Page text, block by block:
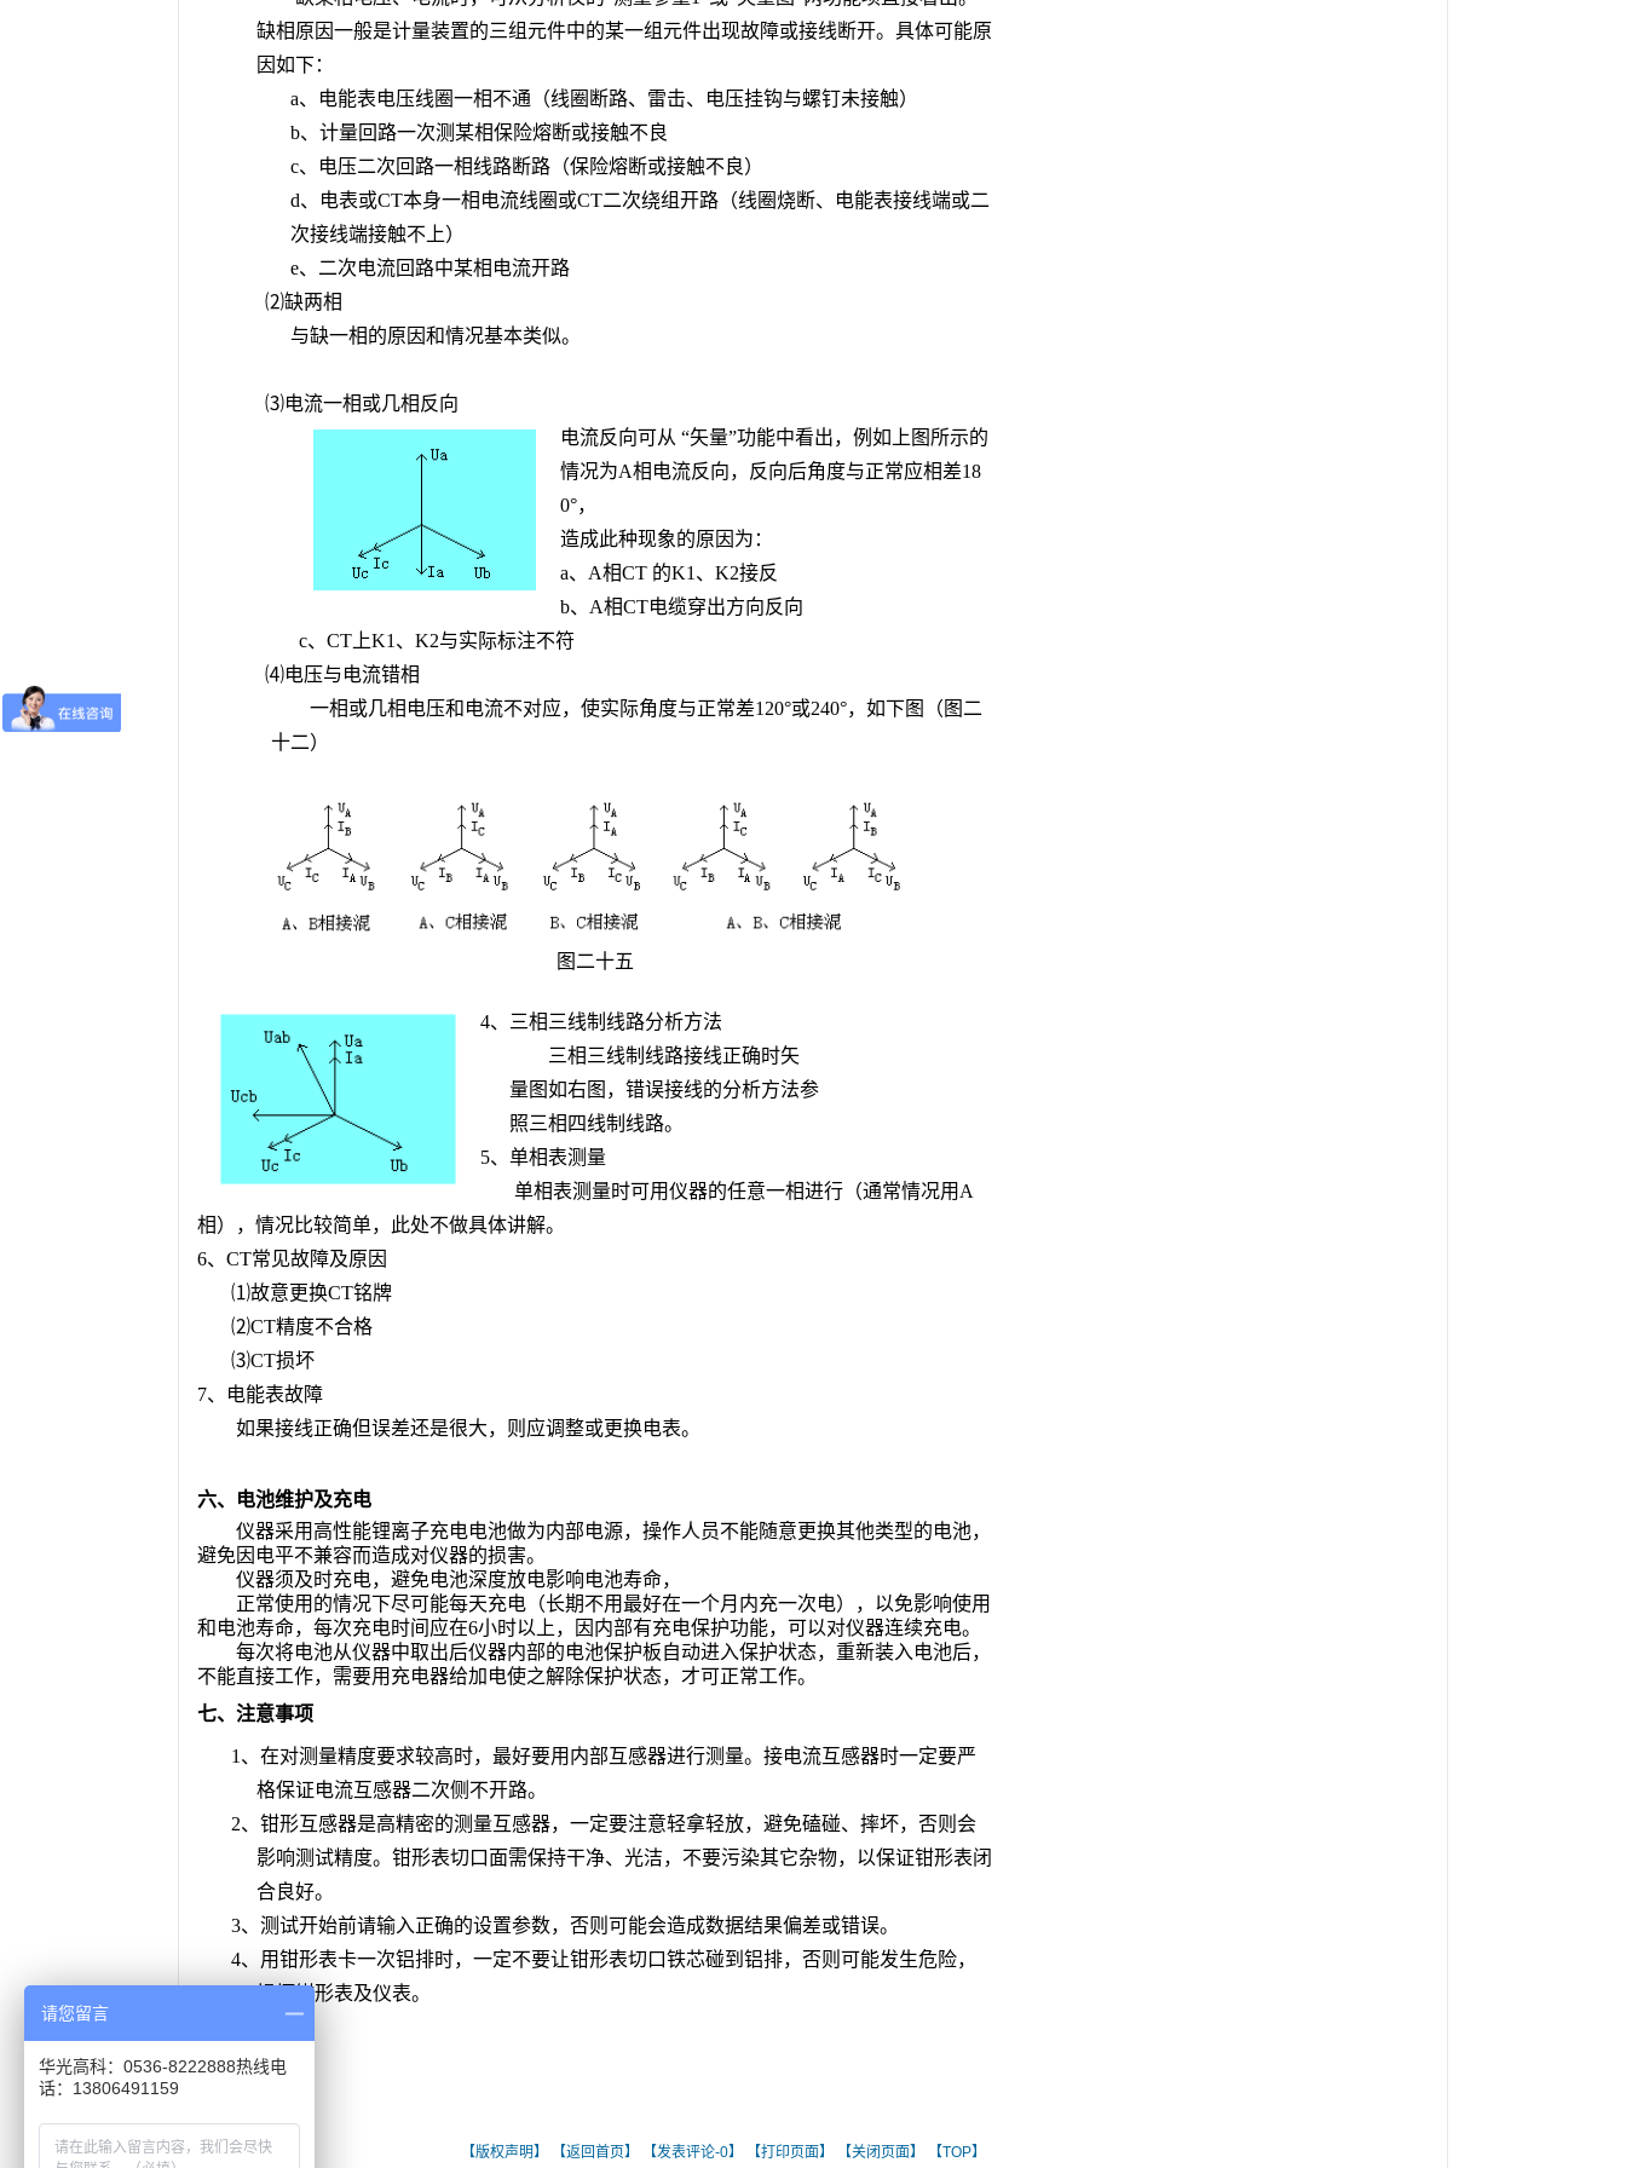
缺相原因一般是计量装置的三组元件中的某一组元件出现故障或接线断开。具体可能原
因如下：
a、电能表电压线圈一相不通（线圈断路、雷击、电压挂钩与螺钉未接触）
b、计量回路一次测某相保险熔断或接触不良
c、电压二次回路一相线路断路（保险熔断或接触不良）
d、电表或CT本身一相电流线圈或CT二次绕组开路（线圈烧断、电能表接线端或二
次接线端接触不上）
e、二次电流回路中某相电流开路
⑵缺两相
与缺一相的原因和情况基本类似。
⑶电流一相或几相反向
电流反向可从 “矢量”功能中看出，例如上图所示的
情况为A相电流反向，反向后角度与正常应相差18
0°，
造成此种现象的原因为：
a、A相CT 的K1、K2接反
b、A相CT电缆穿出方向反向
c、CT上K1、K2与实际标注不符
⑷电压与电流错相
一相或几相电压和电流不对应，使实际角度与正常差120°或240°，如下图（图二
十二）
图二十五
4、三相三线制线路分析方法
三相三线制线路接线正确时矢
量图如右图，错误接线的分析方法参
照三相四线制线路。
5、单相表测量
单相表测量时可用仪器的任意一相进行（通常情况用 A
相），情况比较简单，此处不做具体讲解。
6、CT常见故障及原因
⑴故意更换CT铭牌
⑵CT精度不合格
⑶CT损坏
7、电能表故障
如果接线正确但误差还是很大，则应调整或更换电表。
六、电池维护及充电
仪器采用高性能锂离子充电电池做为内部电源，操作人员不能随意更换其他类型的电池，
避免因电平不兼容而造成对仪器的损害。
仪器须及时充电，避免电池深度放电影响电池寿命，
正常使用的情况下尽可能每天充电（长期不用最好在一个月内充一次电），以免影响使用
和电池寿命，每次充电时间应在6小时以上，因内部有充电保护功能，可以对仪器连续充电。
每次将电池从仪器中取出后仪器内部的电池保护板自动进入保护状态，重新装入电池后，
不能直接工作，需要用充电器给加电使之解除保护状态，才可正常工作。
七、注意事项
1、在对测量精度要求较高时，最好要用内部互感器进行测量。接电流互感器时一定要严
格保证电流互感器二次侧不开路。
2、钳形互感器是高精密的测量互感器，一定要注意轻拿轻放，避免磕碰、摔坏，否则会
影响测试精度。钳形表切口面需保持干净、光洁，不要污染其它杂物，以保证钳形表闭
合良好。
3、 测试开始前请输入正确的设置参数，否则可能会造成数据结果偏差或错误。
4、用钳形表卡一次铝排时，一定不要让钳形表切口铁芯碰到铝排，否则可能发生危险，
损坏钳形表及仪表。
【版权声明】 【返回首页】 【发表评论-0】 【打印页面】 【关闭页面】 【TOP】
请您留言
华光高科：0536-8222888热线电
话：13806491159